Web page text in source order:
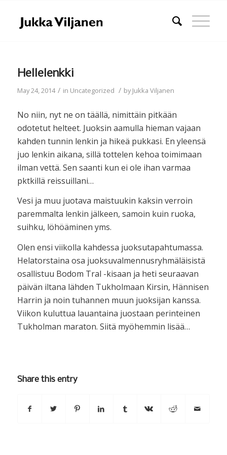
Hellelenkki
May 24, 2014 / in Uncategorized / byJukka Viljanen
No niin, nyt ne on täällä, nimittäin pitkään
odotetut helteet. Juoksin aamulla hieman vajaan
kahden tunnin lenkin ja hikeä pukkasi. En yleensä
juo lenkin aikana, sillä tottelen kehoa toimimaan
ilman vettä. Sen saanti kun ei ole ihan varmaa
pktkillä reissuillani…
Vesi ja muu juotava maistuukin kaksin verroin
paremmalta lenkin jälkeen, samoin kuin ruoka,
suihku, löhöäminen yms.
Olen ensi viikolla kahdessa juoksutapahtumassa.
Helatorstaina osa juoksuvalmennusryhmäläisistä
osallistuu Bodom Tral -kisaan ja heti seuraavan
päivän iltana lähden Tukholmaan Kirsin, Hännisen
Harrin ja noin tuhannen muun juoksijan kanssa.
Viikon kuluttua lauantaina juostaan perinteinen
Tukholman maraton. Siitä myöhemmin lisää…
Share this entry